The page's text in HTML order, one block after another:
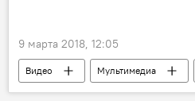
9 марта 2018, 12:05
Видео Мультимедиа
черепаха
животные